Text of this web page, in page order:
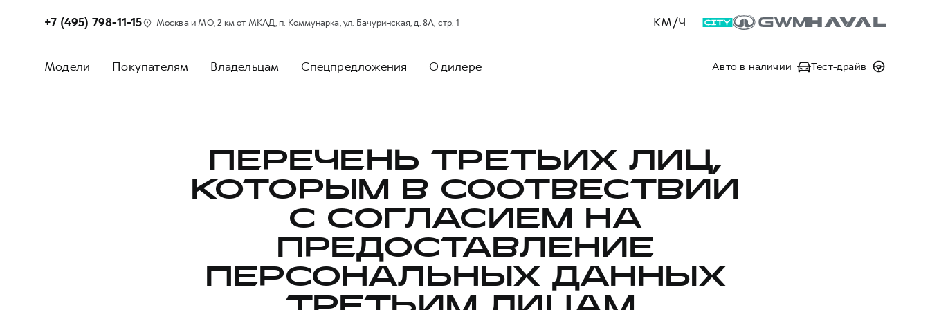
КМ/Ч
+7 (495) 798-11-15 Москва и МО, 2 км от МКАД, п. Коммунарка, ул. Бачуринская, д. 8А, стр. 1
Модели Покупателям Владельцам Спецпредложения О дилере Авто в наличии Тест-драйв
ПЕРЕЧЕНЬ ТРЕТЬИХ ЛИЦ,
КОТОРЫМ В СООТВЕСТВИИ
С СОГЛАСИЕМ НА
ПРЕДОСТАВЛЕНИЕ
ПЕРСОНАЛЬНЫХ ДАННЫХ